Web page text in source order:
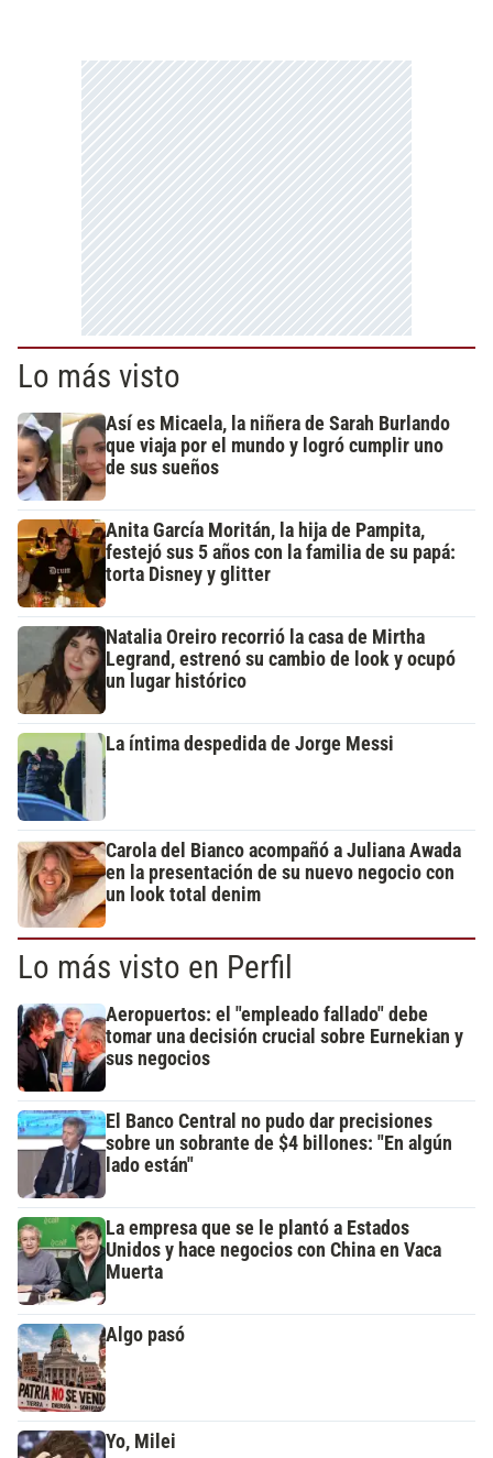
Lo más visto
Así es Micaela, la niñera de Sarah Burlando
que viaja por el mundo y logró cumplir uno
de sus sueños
Anita García Moritán, la hija de Pampita,
festejó sus 5 años con la familia de su papá:
torta Disney y glitter
Natalia Oreiro recorrió la casa de Mirtha
Legrand, estrenó su cambio de look y ocupó
un lugar histórico
La íntima despedida de Jorge Messi
Carola del Bianco acompañó a Juliana Awada
en la presentación de su nuevo negocio con
un look total denim
Lo más visto en Perfil
Aeropuertos: el "empleado fallado" debe
tomar una decisión crucial sobre Eurnekian y
sus negocios
El Banco Central no pudo dar precisiones
sobre un sobrante de $4 billones: "En algún
lado están"
La empresa que se le plantó a Estados
Unidos y hace negocios con China en Vaca
Muerta
Algo pasó
Yo, Milei